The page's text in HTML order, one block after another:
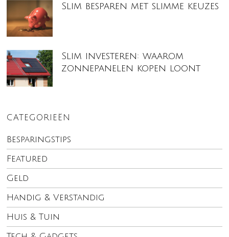
Slim besparen met slimme keuzes
Slim investeren: waarom
zonnepanelen kopen loont
CATEGORIEËN
Besparingstips
Featured
Geld
Handig & Verstandig
Huis & Tuin